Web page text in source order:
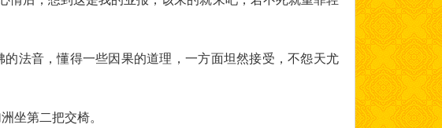
法音，懂得一些因果的道理，一方面坦然接受，不怨天尤
坐第二把交椅。